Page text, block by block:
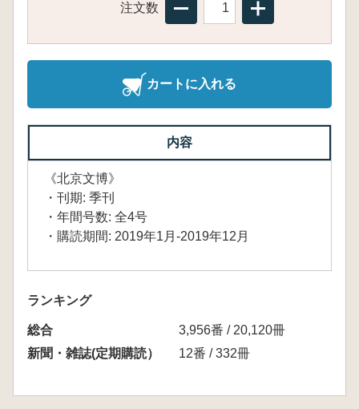
注文数
カートに入れる
内容
《北京文博》
・刊期: 季刊
・年間号数: 全4号
・購読期間: 2019年1月-2019年12月
ランキング
総合
3,956番 / 20,120冊
新聞・雑誌(定期購読）
12番 / 332冊